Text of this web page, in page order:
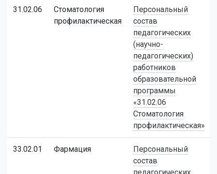
31.02.06
Стоматология
профилактическая
Персональный
состав
педагогических
(научно-
педагогических)
работников
образовательной
программы
«31.02.06
Стоматология
профилактическая»
33.02.01 Фармация
Персональный
состав